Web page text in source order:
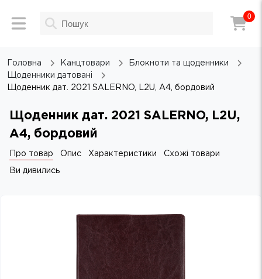
0
Головна Канцтовари
Блокноти та щоденники
Щоденники датовані
Щоденник дат. 2021 SALERNO, L2U, A4, бордовий
Щоденник дат. 2021 SALERNO, L2U,
A4, бордовий
Про товар Опис Характеристики Схожі товари
Ви дивились